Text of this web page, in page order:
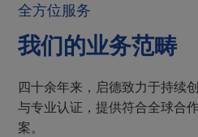
全方位服务
我们的业务范畴
四十余年来，启德致力于持续
与专业认证，提供符合全球合
案。